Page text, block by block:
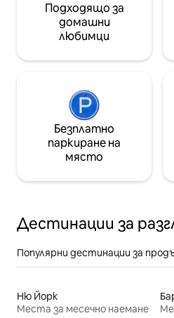
Подходящо за
домашни
любимци
Безплатно
паркиране на
място
Дестинации за
Популярни дестинации за
Ню Йорк
Места за месечно наемане